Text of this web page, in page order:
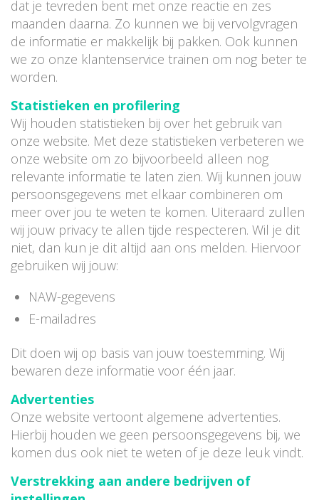
dat je tevreden bent met onze reactie en zes
maanden daarna. Zo kunnen we bij vervolgvragen
de informatie er makkelijk bij pakken. Ook kunnen
we zo onze klantenservice trainen om nog beter te
worden.
Statistieken en profilering
Wij houden statistieken bij over het gebruik van
onze website. Met deze statistieken verbeteren we
onze website om zo bijvoorbeeld alleen nog
relevante informatie te laten zien. Wij kunnen jouw
persoonsgegevens met elkaar combineren om
meer over jou te weten te komen. Uiteraard zullen
wij jouw privacy te allen tijde respecteren. Wil je dit
niet, dan kun je dit altijd aan ons melden. Hiervoor
gebruiken wij jouw:
NAW-gegevens
E-mailadres
Dit doen wij op basis van jouw toestemming. Wij
bewaren deze informatie voor één jaar.
Advertenties
Onze website vertoont algemene advertenties.
Hierbij houden we geen persoonsgegevens bij, we
komen dus ook niet te weten of je deze leuk vindt.
Verstrekking aan andere bedrijven of